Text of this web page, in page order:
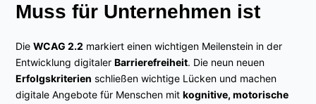
Muss für Unternehmen ist
DieWCAG 2.2 markiert einen wichtigen Meilenstein in der
Entwicklung digitalerBarrierefreiheit. Die neun neuen
Erfolgskriterien schließen wichtige Lücken und machen
digitale Angebote für Menschen mitkognitive, motorische